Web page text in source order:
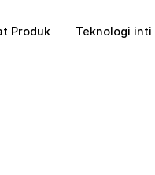
Produk Teknologi inti